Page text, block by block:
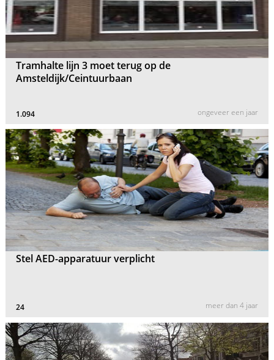
Tramhalte lijn 3 moet terug op de
Amsteldijk/Ceintuurbaan
1.094 ongeveer een jaar
Stel AED-apparatuur verplicht
24 meer dan 4 jaar